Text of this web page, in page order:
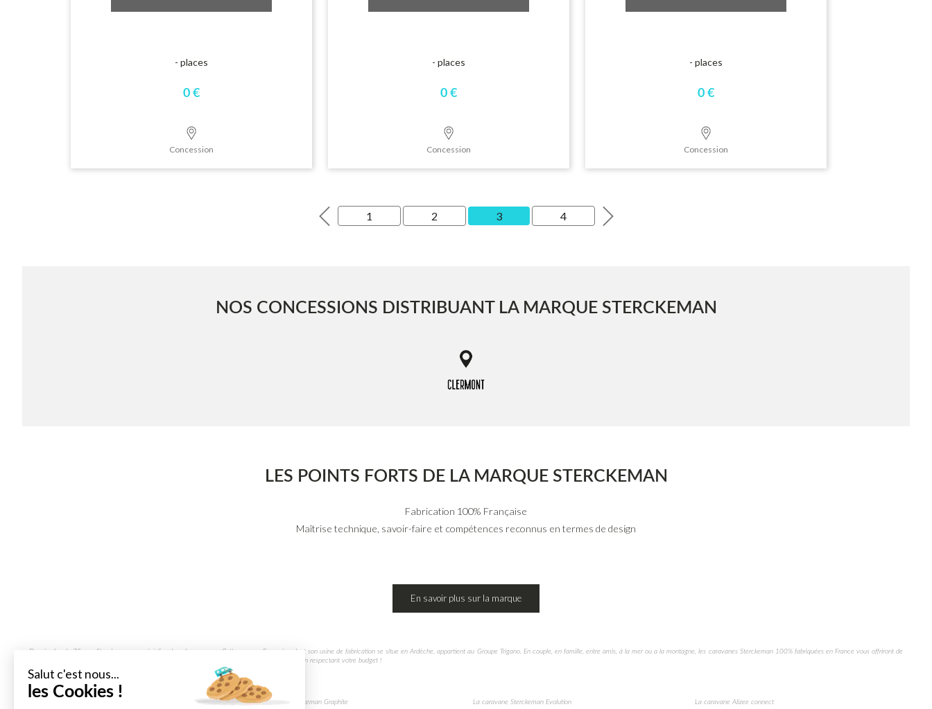
- places
0 €
Concession
- places
0 €
Concession
- places
0 €
Concession
1 2 3 4
NOS CONCESSIONS DISTRIBUANT LA MARQUE STERCKEMAN
LES POINTS FORTS DE LA MARQUE STERCKEMAN
Fabrication 100% Française
Maîtrise technique, savoir-faire et compétences reconnus en termes de design
En savoir plus sur la marque
Depuis plus de 75 ans, Sterckeman se spécialise dans la caravane. Cette marque Française, dont son usine de fabrication se situe en Ardèche, appartient au Groupe Trigano. En couple, en famille, entre amis, à la mer ou a la montagne, les caravanes Sterckeman 100% fabriquées en France vous offriront de
beaux souvenirs ! La marque vous garantit des vacances dans une caravane bien équipée, tout en respectant votre budget !
Parmi les caravanes de la marque Sterckeman, retrouvez :
La caravane Sterckeman Graphite La caravane Sterckeman Evolution
La caravane Alizee connect
Salut c'est nous...
les Cookies !